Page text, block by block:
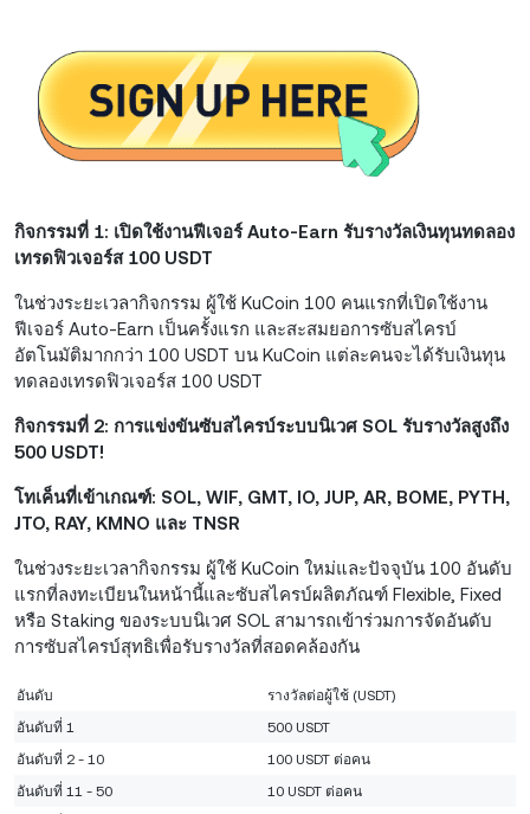
กิจกรรมที่ 1: เปิดใช้งานฟีเจอร์ Auto-Earn รับรางวัลเงินทุนทดลอง
เทรดฟิวเจอร์ส 100 USDT
ในช่วงระยะเวลากิจกรรม ผู้ใช้ KuCoin 100 คนแรกที่เปิดใช้งาน
ฟีเจอร์ Auto-Earn เป็นครั้งแรก และสะสมยอการซับสไครบ์
อัตโนมัติมากกว่า 100 USDT บน KuCoin แต่ละคนจะได้รับเงินทุน
ทดลองเทรดฟิวเจอร์ส 100 USDT
กิจกรรมที่ 2: การแข่งขันซับสไครบ์ระบบนิเวศ SOL รับรางวัลสูงถึง
500 USDT!
โทเค็นที่เข้าเกณฑ์: SOL, WIF, GMT, IO, JUP, AR, BOME, PYTH,
JTO, RAY, KMNO และ TNSR
ในช่วงระยะเวลากิจกรรม ผู้ใช้ KuCoin ใหม่และปัจจุบัน 100 อันดับ
แรกที่ลงทะเบียนในหน้านี้และซับสไครบ์ผลิตภัณฑ์ Flexible, Fixed
หรือ Staking ของระบบนิเวศ SOL สามารถเข้าร่วมการจัดอันดับ
การซับสไครบ์สุทธิเพื่อรับรางวัลที่สอดคล้องกัน
อันดับ
รางวัลต่อผู้ใช้ (USDT)
อันดับที่ 1
500 USDT
อันดับที่ 2 - 10
100 USDT ต่อคน
อันดับที่ 11 - 50
10 USDT ต่อคน